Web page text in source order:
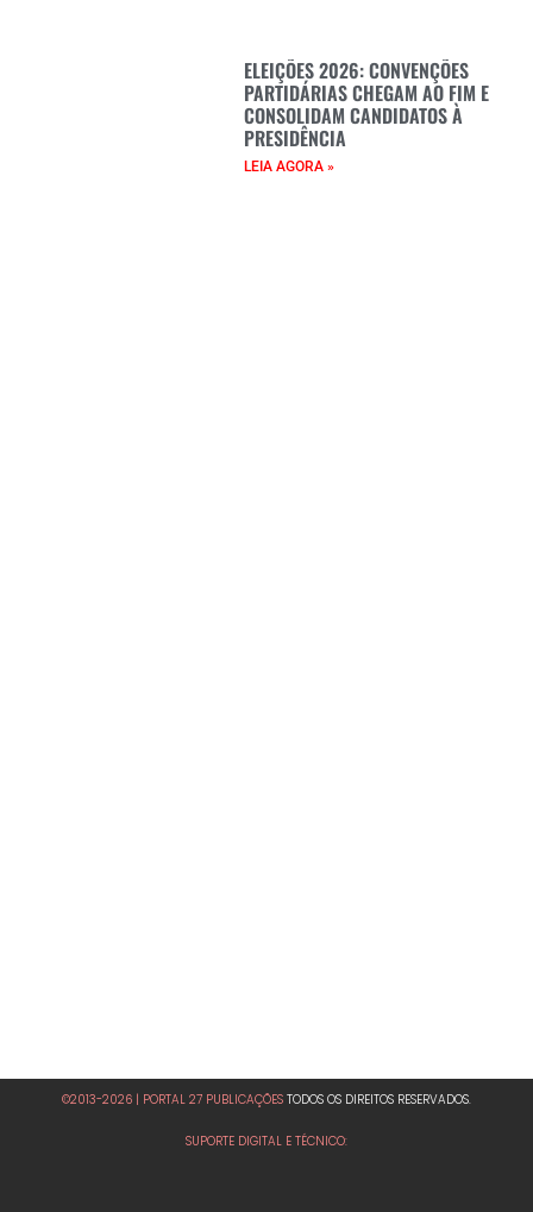
ELEIÇÕES 2026: CONVENÇÕES
PARTIDÁRIAS CHEGAM AO FIM E
CONSOLIDAM CANDIDATOS À
PRESIDÊNCIA
LEIA AGORA »
©2013-2026 | PORTAL 27 PUBLICAÇÕES TODOS OS DIREITOS RESERVADOS.
SUPORTE DIGITAL E TÉCNICO: